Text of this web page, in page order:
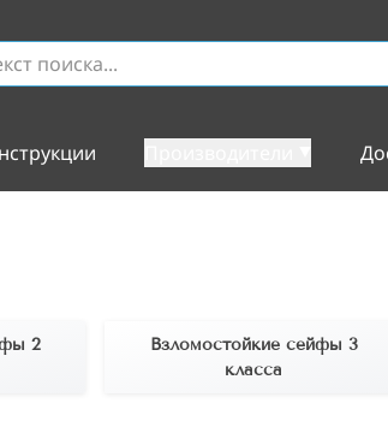
2
Взломостойкие сейфы 3
класса